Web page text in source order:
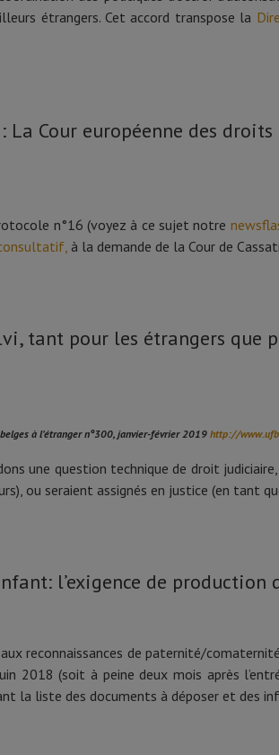
étrangers. Cet accord transpose la
Cour européenne des
n°16 (voyez à ce sujet notre
à la demande de la Cour de
tant pour les étrangers que
à l’étranger n°300, janvier-février 2019 http://
une question technique de droit
ou seraient assignés en justice (en tant
l’exigence de
reconnaissances de paternité/
2018 (soit à peine deux mois après
la liste des documents à déposer et des